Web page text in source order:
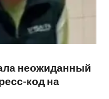
неожиданный
код на